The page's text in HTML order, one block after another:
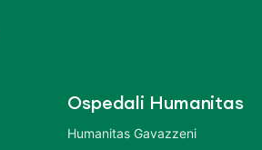
Ospedali Humanitas
Humanitas Gavazzeni